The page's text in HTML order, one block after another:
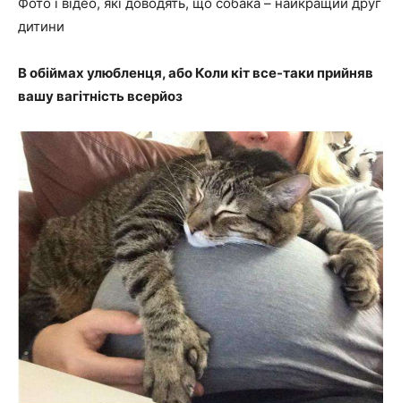
Фото і відео, які доводять, що собака – найкращий друг
дитини
В обіймах улюбленця, або Коли кіт все-таки прийняв
вашу вагітність всерйоз